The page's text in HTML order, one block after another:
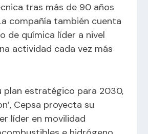
tras más de 90 años
compañía también cuenta
de química líder a nivel
actividad cada vez más
plan estratégico para 2030,
Cepsa proyecta su
líder en movilidad